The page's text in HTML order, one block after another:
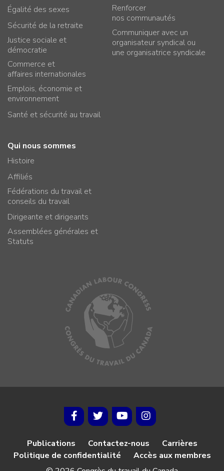
Égalité des sexes
Sécurité de la retraite
Justice sociale et
démocratie
Commerce et
affaires internationales
Emplois, économie et
environnement
Santé et sécurité au travail
Renforcer
nos communautés
Communiquer avec un
organisateur syndical ou
une organisatrice syndicale
Qui nous sommes
Histoire
Affiliés
Fédérations du travail et
conseils du travail
Dirigeante et dirigeants
Assemblées générales et
Statuts
Publications Contactez-nous
Carrières
Politique de confidentialité
Accès aux membres